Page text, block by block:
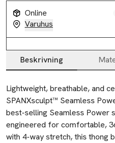
Online
Varuhus
Beskrivning
Beskrivning
Lightweight, breathable, and
SPANXsculpt™ Seamless
best-selling Seamless Power
engineered for comfortable,
with 4-way stretch, this thong